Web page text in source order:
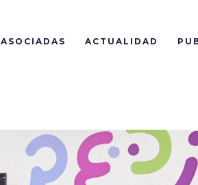
ASOCIADAS ACTUALIDAD